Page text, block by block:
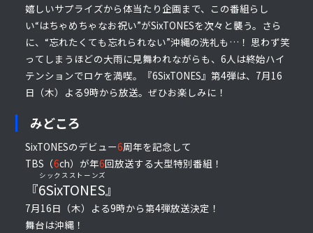
嬉しいサプライズから体当たり企画まで、この番組らし
い“はちゃめちゃなお祝い”がSixTONESを次々と襲う。さら
に、“忘れたくても忘れられない”沖縄の洗礼も…！ 思わず笑
ってしまうほどの大雨に見舞われながらも、6人は終始ハイ
テンションでロケを満喫。『6SixTONES』第4弾は、7月16
日（木）よる9時から放送。ぜひお楽しみに！
みどころ
SixTONESのデビュー6周年を記念して
TBS（6ch）が年6回放送する大型特別番組！
『6SixTONES
シックスストーンズ
』
7月16日（木）よる9時から第4弾放送決定！
舞台は沖縄！